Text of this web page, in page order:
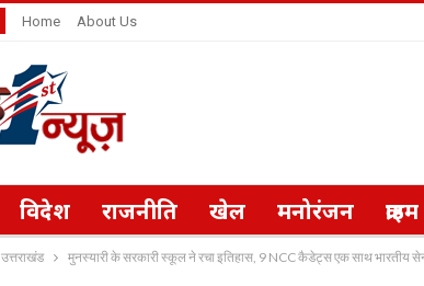
Home About Us
विदेश राजनीति खेल मनोरंजन क्राइम
उत्तराखंड मुनस्यारी के सरकारी स्कूल ने रचा इतिहास, 9 NCC कैडेट्स एक साथ भारतीय